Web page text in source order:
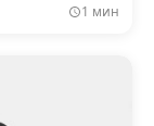
1 мин